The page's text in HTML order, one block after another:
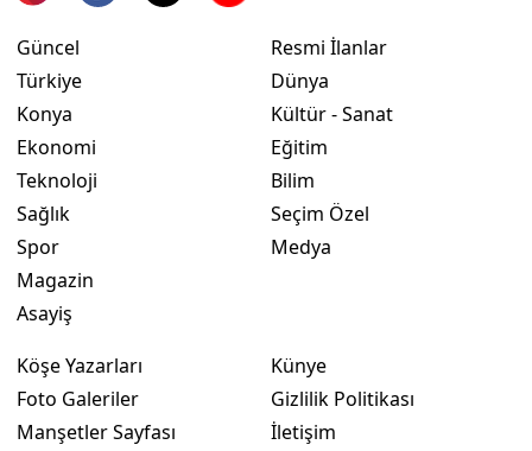
Güncel
Türkiye
Konya
Ekonomi
Teknoloji
Sağlık
Spor
Magazin
Asayiş
Resmi İlanlar
Dünya
Kültür - Sanat
Eğitim
Bilim
Seçim Özel
Medya
Köşe Yazarları
Foto Galeriler
Manşetler Sayfası
Künye
Gizlilik Politikası
İletişim